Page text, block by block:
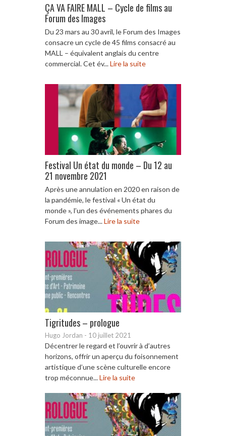
ÇA VA FAIRE MALL – Cycle de films au
Forum des Images
Du 23 mars au 30 avril, le Forum des Images
consacre un cycle de 45 films consacré au
MALL – équivalent anglais du centre
commercial. Cet év...Lire la suite
Festival Un état du monde – Du 12 au
21 novembre 2021
Après une annulation en 2020 en raison de
la pandémie, le festival « Un état du
monde », l’un des événements phares du
Forum des image...Lire la suite
Tigritudes – prologue
Hugo Jordan - 10 juillet 2021
Décentrer le regard et l’ouvrir à d’autres
horizons, offrir un aperçu du foisonnement
artistique d’une scène culturelle encore
trop méconnue...Lire la suite